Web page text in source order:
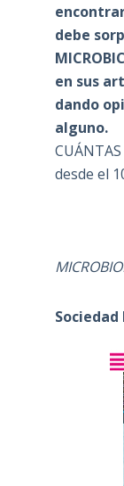
debe
en sus
dando
alguno.
desde el